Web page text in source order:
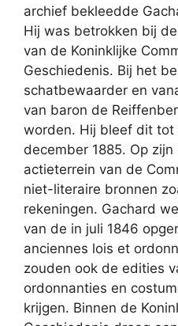
archief bekleedde
Hij was betrokken bij
van de Koninklijke
Geschiedenis. Bij het
schatbewaarder en
van baron de
worden. Hij bleef dit tot
december 1885. Op
actieterrein van de
niet-literaire bronnen
rekeningen. Gachard
van de in juli 1846
anciennes lois et
zouden ook de edities
ordonnanties en
krijgen. Binnen de